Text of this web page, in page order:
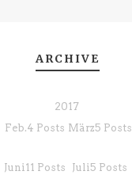
ARCHIVE
2017
Feb.4 Posts März5 Posts
Juni11 Posts Juli5 Posts